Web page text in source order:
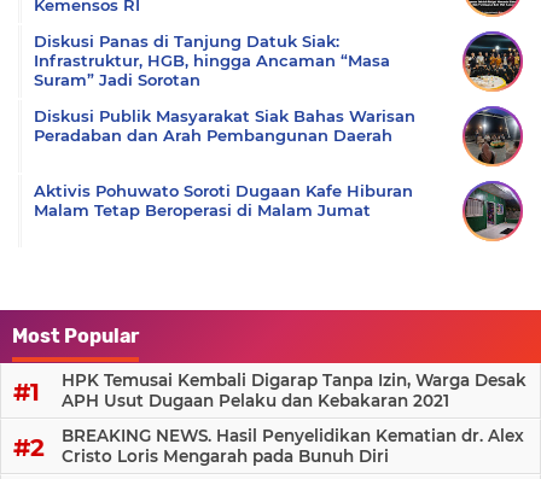
Kemensos RI
Diskusi Panas di Tanjung Datuk Siak:
Infrastruktur, HGB, hingga Ancaman “Masa
Suram” Jadi Sorotan
Diskusi Publik Masyarakat Siak Bahas Warisan
Peradaban dan Arah Pembangunan Daerah
Aktivis Pohuwato Soroti Dugaan Kafe Hiburan
Malam Tetap Beroperasi di Malam Jumat
Most Popular
HPK Temusai Kembali Digarap Tanpa Izin, Warga Desak
APH Usut Dugaan Pelaku dan Kebakaran 2021
BREAKING NEWS. Hasil Penyelidikan Kematian dr. Alex
Cristo Loris Mengarah pada Bunuh Diri